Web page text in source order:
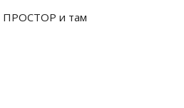
ПРОСТОР и там